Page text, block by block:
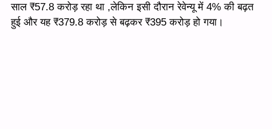
साल ₹57.8 करोड़ रहा था ,लेकिन इसी दौरान रेवेन्यू में 4% की बढ़त
हुई और यह ₹379.8 करोड़ से बढ़कर ₹395 करोड़ हो गया।